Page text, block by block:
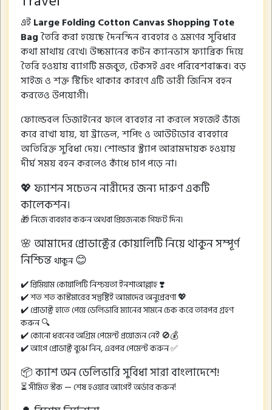
এইLarge Folding Cotton Canvas Shopping Tote
Bagতৈরি করা হয়েছে দৈনন্দিন ব্যবহার ও ভ্রমণের সুবিধার
কথা মাথায় রেখে। উচ্চমানের কটন ক্যানভাস ফ্যাব্রিক দিয়ে
তৈরি হওয়ায় ব্যাগটি মজবুত, টেকসই এবং পরিবেশবান্ধব। বড়
সাইজ ও শক্ত স্টিচিং থাকার কারণে এটি ভারী জিনিস বহন
করতেও উপযোগী।
ফোল্ডেবল ডিজাইনের ফলে ব্যবহার না করলে সহজেই ভাঁজ
করে রাখা যায়, যা ট্রাভেল, শপিং ও আউটডোর ব্যবহারে
অতিরিক্ত সুবিধা দেয়। শোল্ডার স্ট্র্যাপ আরামদায়ক হওয়ায়
দীর্ঘ সময় বহন করলেও কাঁধে চাপ পড়ে না।
💖 ফ্যাশন সচেতন নারীদের জন্য দারুণ একটি
কালেকশন।
🎁 নিজে ব্যবহার করুন অথবা প্রিয়জনকে গিফট দিন।
🌸 আমাদের প্রোডাক্টের কোয়ালিটি নিয়ে থাকুন সম্পূর্ণ
নিশ্চিন্তথাকুন😊
✔️ প্রিমিয়াম কোয়ালিটি নিশ্চয়তা ইনশাআল্লাহ ❣️
✔️ শত শত কাস্টমারের সন্তুষ্টিই আমাদের অনুপ্রেরণা 💖
✔️ প্রোডাক্ট হাতে পেয়ে ডেলিভারি ম্যানের সামনে চেক করে তারপর গ্রহণ
করুন 🔍
✔️ কোনো ধরনের অগ্রিম পেমেন্ট প্রয়োজন নেই 🚫💰
✔️ আগে প্রোডাক্ট বুঝে নিন, এরপর পেমেন্ট করুন ✅
📦 ক্যাশ অন ডেলিভারি সুবিধা সারা বাংলাদেশে!
⏳ সীমিত স্টক — শেষ হওয়ার আগেই অর্ডার করুন!